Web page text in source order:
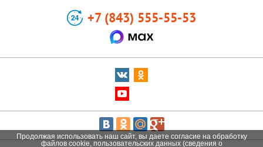
+7 (843) 555-55-53
Продолжая использовать наш сайт, вы даете согласие на обработку
файлов cookie, пользовательских данных (сведения о